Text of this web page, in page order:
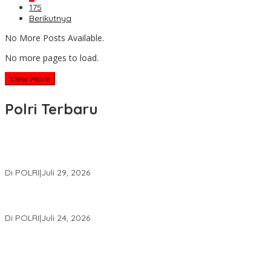
175
Berikutnya
No More Posts Available.
No more pages to load.
View More
Polri Terbaru
Di POLRI|Juli 29, 2026
Di POLRI|Juli 24, 2026